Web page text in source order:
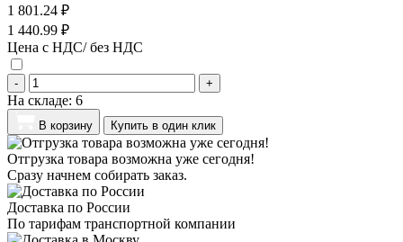
1 801.24 ₽
1 440.99 ₽
Цена с НДС/ без НДС
- +
На складе: 6
В корзину Купить в один клик
Отгрузка товара возможна уже сегодня!
Сразу начнем собирать заказ.
Доставка по России
По тарифам транспортной компании